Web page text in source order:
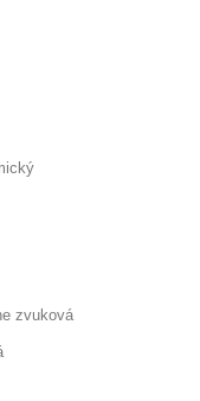
zvuková